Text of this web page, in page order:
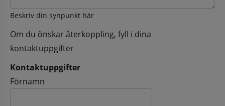
Beskriv din synpunkt här
Om du önskar återkoppling, fyll i dina
kontaktuppgifter
Kontaktuppgifter
Kontaktuppgifter
Förnamn